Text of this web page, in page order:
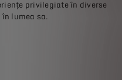
privilegiate în diverse
lumea sa.